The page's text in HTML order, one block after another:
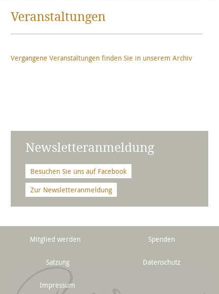
Veranstaltungen
Vergangene Veranstaltungen finden Sie in unserem Archiv
Newsletteranmeldung
Besuchen Sie uns auf Facebook
Zur Newsletteranmeldung
Mitglied werden Spenden
Satzung Datenschutz
Impressum